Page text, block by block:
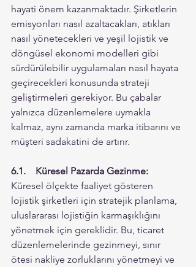
hayati önem kazanmaktadır. Şirketlerin
emisyonları nasıl azaltacakları, atıkları
nasıl yönetecekleri ve yeşil lojistik ve
döngüsel ekonomi modelleri gibi
sürdürülebilir uygulamaları nasıl hayata
geçirecekleri konusunda strateji
geliştirmeleri gerekiyor. Bu çabalar
yalnızca düzenlemelere uymakla
kalmaz, aynı zamanda marka itibarını ve
müşteri sadakatini de artırır.
6.1.	Küresel Pazarda Gezinme:
Küresel ölçekte faaliyet gösteren
lojistik şirketleri için stratejik planlama,
uluslararası lojistiğin karmaşıklığını
yönetmek için gereklidir. Bu, ticaret
düzenlemelerinde gezinmeyi, sınır
ötesi nakliye zorluklarını yönetmeyi ve